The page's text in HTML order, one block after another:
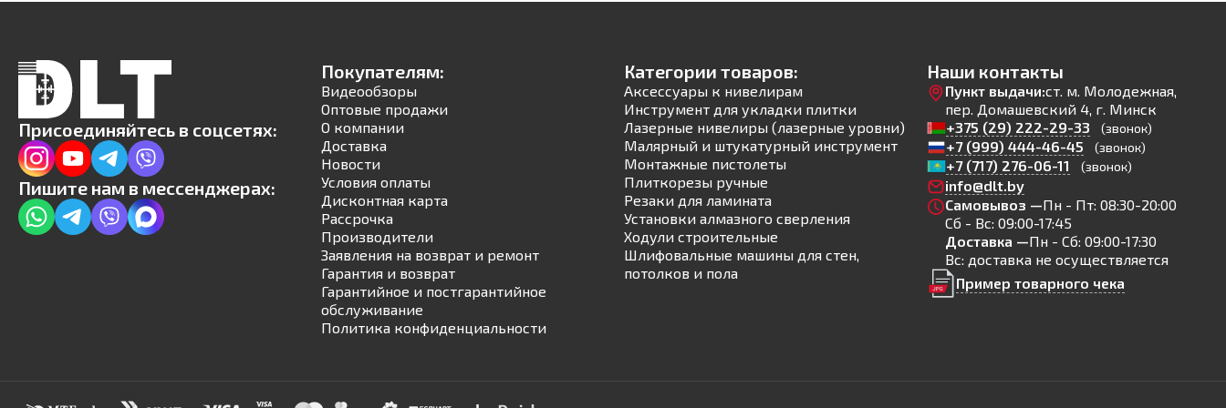
Присоединяйтесь в соцсетях:
Пишите нам в мессенджерах:
Покупателям:
Видеообзоры
Оптовые продажи
О компании
Доставка
Новости
Условия оплаты
Дисконтная карта
Рассрочка
Производители
Заявления на возврат и ремонт
Гарантия и возврат
Гарантийное и постгарантийное
обслуживание
Политика конфиденциальности
Категории товаров:
Аксессуары к нивелирам
Инструмент для укладки плитки
Лазерные нивелиры (лазерные уровни)
Малярный и штукатурный инструмент
Монтажные пистолеты
Плиткорезы ручные
Резаки для ламината
Установки алмазного сверления
Ходули строительные
Шлифовальные машины для стен,
потолков и пола
Наши контакты
Пункт выдачи:ст. м. Молодежная,
пер. Домашевский 4, г. Минск
+375 (29) 222-29-33
(звонок)
+7 (999) 444-46-45 (звонок)
+7 (717) 276-06-11 (звонок)
info@dlt.by
Самовывоз —Пн - Пт: 08:30-20:00
Сб - Вс: 09:00-17:45
Доставка —Пн - Сб: 09:00-17:30
Вс: доставка не осуществляется
Пример товарного чека